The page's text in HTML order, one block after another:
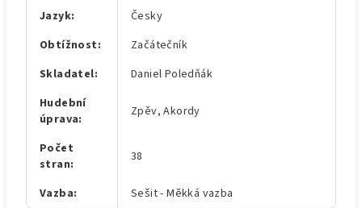
Jazyk:
Česky
Obtížnost:
Začátečník
Skladatel:
Daniel Poledňák
Hudební
úprava: Zpěv, Akordy
Počet
stran: 38
Vazba: Sešit - Měkká vazba